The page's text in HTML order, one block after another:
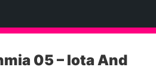
05 – Iota And